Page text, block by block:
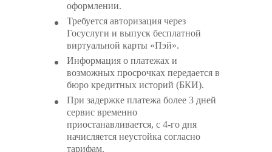
оформлении.
Требуется авторизация через
Госуслуги и выпуск бесплатной
виртуальной карты «Пэй».
Информация о платежах и
возможных просрочках передается в
бюро кредитных историй (БКИ).
При задержке платежа более 3 дней
сервис временно
приостанавливается, с 4-го дня
начисляется неустойка согласно
тарифам.